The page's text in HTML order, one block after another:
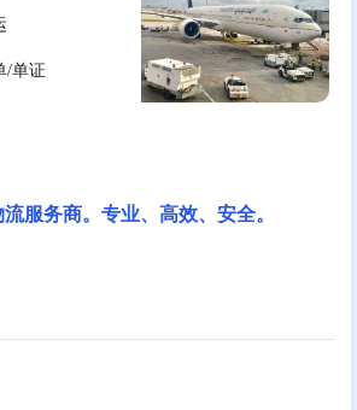
/单证
服务商。专业、高效、安全。